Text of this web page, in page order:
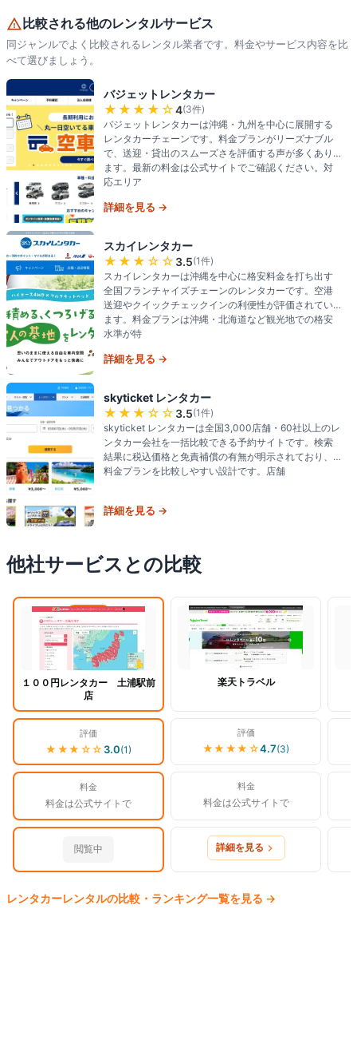
比較される他のレンタルサービス
同ジャンルでよく比較されるレンタル業者です。料金やサービス内容を比
べて選びましょう。
バジェットレンタカー
★★★★ ☆4(3件)
バジェットレンタカーは沖縄・九州を中心に展開する
レンタカーチェーンです。料金プランがリーズナブル
で、送迎・貸出のスムーズさを評価する声が多くあり
ます。最新の料金は公式サイトでご確認ください。対
応エリア
詳細を見る →
スカイレンタカー
★★★ ☆☆ 3.5(1件)
スカイレンタカーは沖縄を中心に格安料金を打ち出す
全国フランチャイズチェーンのレンタカーです。空港
送迎やクイックチェックインの利便性が評価されてい
ます。料金プランは沖縄・北海道など観光地での格安
水準が特
詳細を見る →
skyticket レンタカー
★★★ ☆☆ 3.5(1件)
skyticket レンタカーは全国3,000店舗・60社以上のレ
ンタカー会社を一括比較できる予約サイトです。検索
結果に税込価格と免責補償の有無が明示されており、
料金プランを比較しやすい設計です。店舗
詳細を見る →
他社サービスとの比較
閲覧中
１００円レンタカー 土浦駅前
店
楽天トラベル
評価
★★★ ☆☆ 3.0(1)
評価
★★★★ ☆4.7(3)
料金
料金は公式サイトで
料金
料金は公式サイトで
閲覧中 詳細を見る
レンタカーレンタルの比較・ランキング一覧を見る →